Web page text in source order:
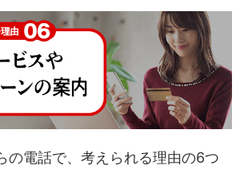
の電話で、考えられる理由の6つ